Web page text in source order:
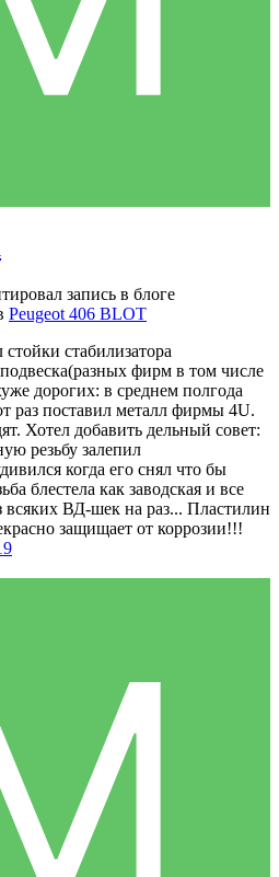
запись в блоге
Peugeot 406 BLOT
стабилизатора
фирм в том числе
дорогих: в среднем полгода
раз поставил металл фирмы 4U.
Хотел добавить дельный совет:
резьбу залепил
когда его снял что бы
блестела как заводская и все
всяких ВД-шек на раз... Пластилин
защищает от коррозии!!!